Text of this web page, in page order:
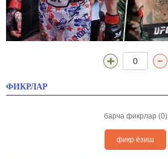
0
ФИКРЛАР
барча фикрлар (0)
фикр ёзиш